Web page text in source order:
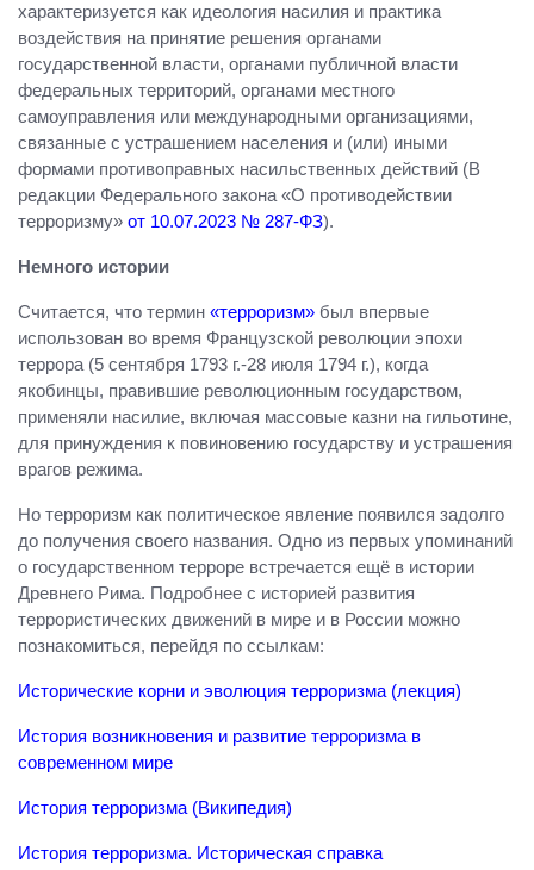
характеризуется как идеология насилия и практика
воздействия на принятие решения органами
государственной власти, органами публичной власти
федеральных территорий, органами местного
самоуправления или международными организациями,
связанные с устрашением населения и (или) иными
формами противоправных насильственных действий (В
редакции Федерального закона «О противодействии
терроризму» от 10.07.2023 № 287-ФЗ).
Немного истории
Считается, что термин «терроризм» был впервые
использован во время Французской революции эпохи
террора (5 сентября 1793 г.-28 июля 1794 г.), когда
якобинцы, правившие революционным государством,
применяли насилие, включая массовые казни на гильотине,
для принуждения к повиновению государству и устрашения
врагов режима.
Но терроризм как политическое явление появился задолго
до получения своего названия. Одно из первых упоминаний
о государственном терроре встречается ещё в истории
Древнего Рима. Подробнее с историей развития
террористических движений в мире и в России можно
познакомиться, перейдя по ссылкам:
Исторические корни и эволюция терроризма (лекция)
История возникновения и развитие терроризма в
современном мире
История терроризма (Википедия)
История терроризма. Историческая справка